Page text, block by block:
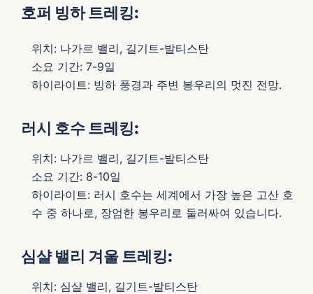
호퍼 빙하 트레킹:
위치: 나가르 밸리, 길기트-발티스탄
소요 기간: 7-9일
하이라이트: 빙하 풍경과 주변 봉우리의 멋진 전망.
러시 호수 트레킹:
위치: 나가르 밸리, 길기트-발티스탄
소요 기간: 8-10일
하이라이트: 러시 호수는 세계에서 가장 높은 고산 호
수 중 하나로, 장엄한 봉우리로 둘러싸여 있습니다.
심샬 밸리 겨울 트레킹:
위치: 심샬 밸리, 길기트-발티스탄